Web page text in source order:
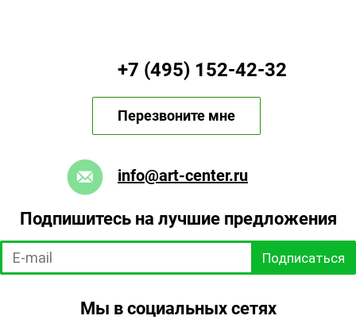
+7 (495) 152-42-32
Перезвоните мне
info@art-center.ru
Подпишитесь на лучшие предложения
Подписаться
Мы в социальных сетях